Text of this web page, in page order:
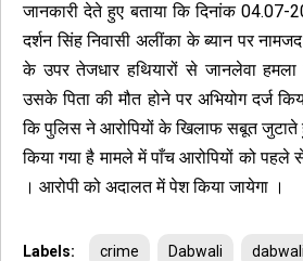
जानकारी देते हुए बताया कि दिनांक
दर्शन सिंह निवासी अलींका के ब्यान पर नामजद
के उपर तेजधार हथियारों से जानलेवा
उसके पिता की मौत होने पर अभियोग दर्ज
कि पुलिस ने आरोपियों के खिलाफ सबूत जुटाते
किया गया है मामले में पाँच आरोपियों को पहले
। आरोपी को अदालत में पेश किया जायेगा ।
Labels: crime Dabwali